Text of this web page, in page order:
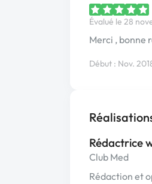
Évalué le 28
Merci , bonne
Début : Nov.
Rédactrice
Club Med
Rédaction et